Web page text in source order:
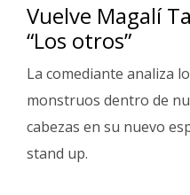
Vuelve Magalí
“Los otros”
La comediante analiza
monstruos dentro de
cabezas en su nuevo
stand up.